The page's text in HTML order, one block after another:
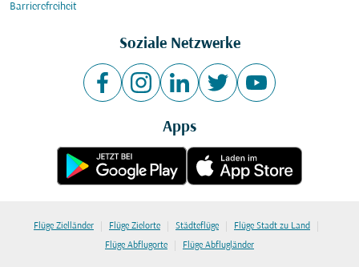
Barrierefreiheit
Soziale Netzwerke
Apps
Flüge Zielländer | Flüge Zielorte | Städteflüge | Flüge Stadt zu Land |
Flüge Abflugorte | Flüge Abflugländer